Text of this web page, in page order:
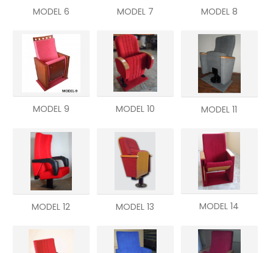
MODEL 6 MODEL 7 MODEL 8
MODEL 9 MODEL 10 MODEL 11
MODEL 12 MODEL 13 MODEL 14